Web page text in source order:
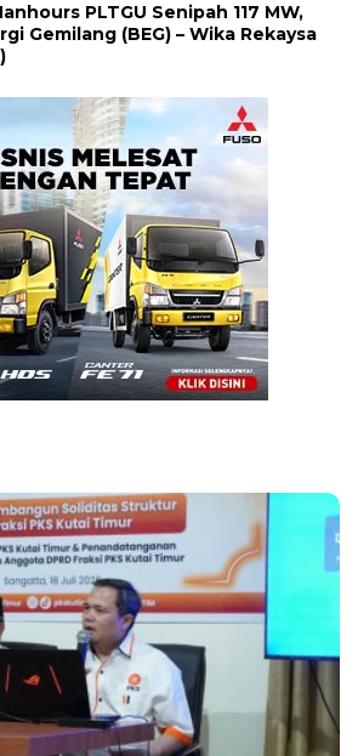
PLTGU Senipah 117 MW,
Gemilang (BEG) – Wika Rekaysa